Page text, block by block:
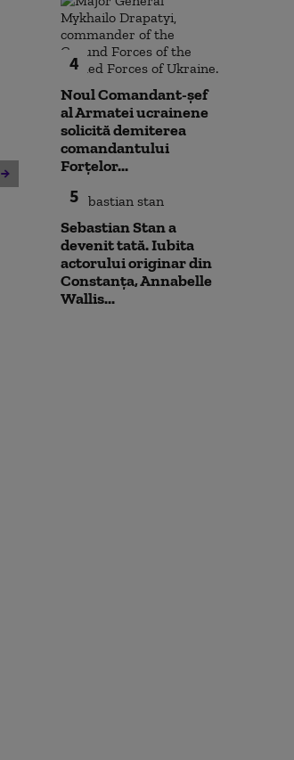
Amenzi pentru cei care
deranjează călătorii în
mijloacele de transport ale
STB. Pentru ce se vor da
4
Noul Comandant-șef
al Armatei ucrainene
solicită demiterea
comandantului
Forțelor...
5
Sebastian Stan a
devenit tată. Iubita
actorului originar din
Constanța, Annabelle
Wallis...